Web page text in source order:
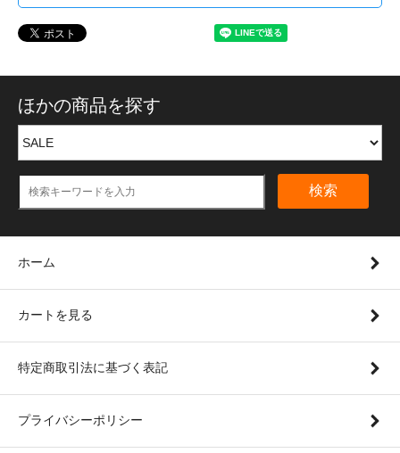
ほかの商品を探す
検索
ホーム
カートを見る
特定商取引法に基づく表記
プライバシーポリシー